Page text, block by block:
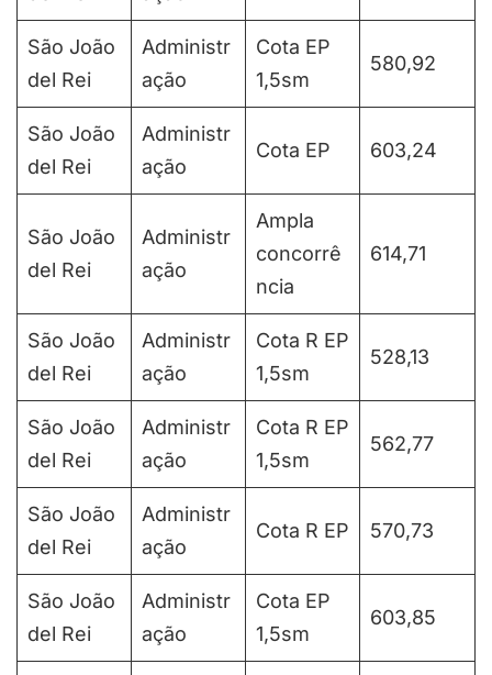
São João
del Rei
Administr
ação
Cota EP
1,5sm
580,92
São João
del Rei
Administr
ação
Cota EP 603,24
São João
del Rei
Administr
ação
Ampla
concorrê
ncia
614,71
São João
del Rei
Administr
ação
Cota R EP
1,5sm
528,13
São João
del Rei
Administr
ação
Cota R EP
1,5sm
562,77
São João
del Rei
Administr
ação
Cota R EP 570,73
São João
del Rei
Administr
ação
Cota EP
1,5sm
603,85